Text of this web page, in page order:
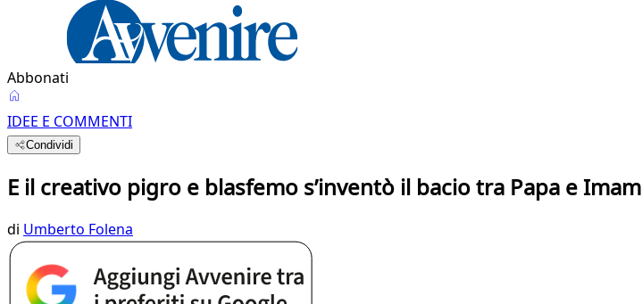
Abbonati
IDEE E COMMENTI
Condividi
E il creativo pigro e blasfemo s’inventò il bacio tra Papa e Imam
di Umberto Folena